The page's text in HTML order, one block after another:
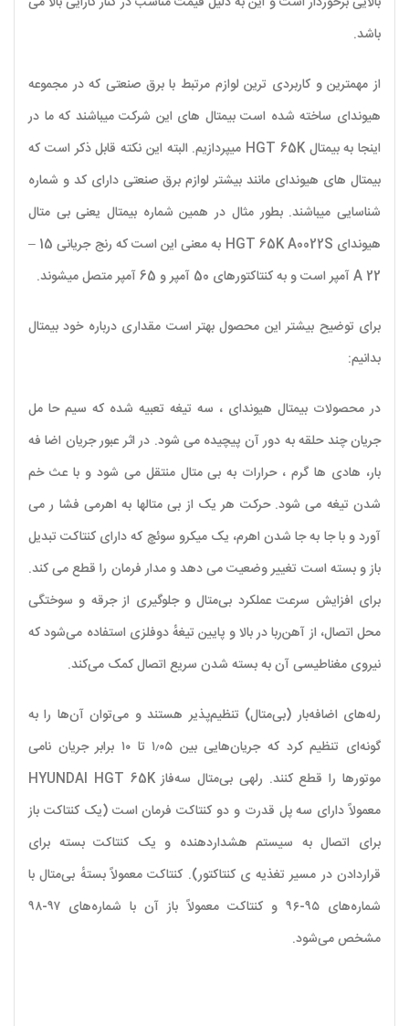
باشد.
از مهمترین و کاربردی ترین لوازم مرتبط با برق صنعتی که در مجموعه
هیوندای ساخته شده است بیمتال های این شرکت میباشند که ما در
اینجا به بیمتال HGT 65K میپردازیم. البته این نکته قابل ذکر است که
بیمتال های هیوندای مانند بیشتر لوازم برق صنعتی دارای کد و شماره
شناسایی میباشند. بطور مثال در همین شماره بیمتال یعنی بی متال
هیوندای HGT 65K A0022S به معنی این است که رنج جریانی 15 –
22 A آمپر است و به کنتاکتورهای 50 آمپر و 65 آمپر متصل میشوند.
برای توضیح بیشتر این محصول بهتر است مقداری درباره خود بیمتال
بدانیم:
در محصولات بیمتال هیوندای ، سه تیغه تعبیه شده که سیم حا مل
جریان چند حلقه به دور آن پیچیده می شود. در اثر عبور جریان اضا فه
بار، هادی ها گرم ، حرارات به بی متال منتقل می شود و با عث خم
شدن تیغه می شود. حرکت هر یک از بی متالها به اهرمی فشا ر می
آورد و با جا به جا شدن اهرم، یک میکرو سوئچ که دارای کنتاکت تبدیل
باز و بسته است تغییر وضعیت می دهد و مدار فرمان را قطع می کند.
برای افزایش سرعت عملکرد بی‌متال و جلوگیری از جرقه و سوختگی
محل اتصال، از آهن‌ربا در بالا و پایین تیغهٔ دوفلزی استفاده می‌شود که
نیروی مغناطیسی آن به بسته شدن سریع اتصال کمک می‌کند.
رله‌های اضافه‌بار (بی‌متال) تنظیم‌پذیر هستند و می‌توان آن‌ها را به
گونه‌ای تنظیم کرد که جریان‌هایی بین ۱٫۰۵ تا ۱۰ برابر جریان نامی
موتورها را قطع کنند. رلهی بی‌متال سه‌فاز HYUNDAI HGT 65K
معمولاً دارای سه پل قدرت و دو کنتاکت فرمان است (یک کنتاکت باز
برای اتصال به سیستم هشداردهنده و یک کنتاکت بسته برای
قراردادن در مسیر تغذیه ی کنتاکتور). کنتاکت معمولاً بستهٔ بی‌متال با
شماره‌های ۹۵-۹۶ و کنتاکت معمولاً باز آن با شماره‌های ۹۷-۹۸
مشخص می‌شود.